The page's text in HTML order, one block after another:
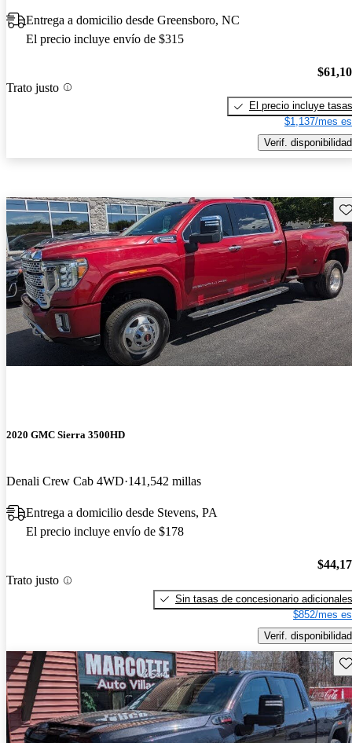
Entrega a domicilio desde Greensboro, NC
El precio incluye envío de $315
Trato justo
El precio incluye tasas
$1,137/mes
Verif. disponibilidad
2020 GMC Sierra 3500HD
Denali Crew Cab 4WD 141,542 millas
Entrega a domicilio desde Stevens, PA
El precio incluye envío de $178
Trato justo
Sin tasas de concesionario adicionales
$852/mes
Verif. disponibilidad